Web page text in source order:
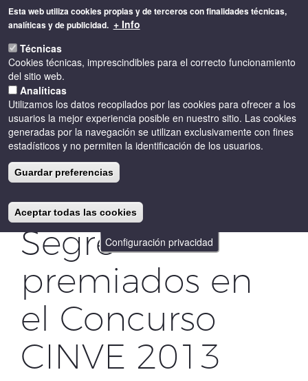
Configuración privacidad
Esta web utiliza cookies propias y de terceros con finalidades técnicas,
analíticas y de publicidad. + Info
Técnicas
Cookies técnicas, imprescindibles para el correcto funcionamiento
del sitio web.
Analíticas
Utilizamos los datos recopilados por las cookies para ofrecer a los
usuarios la mejor experiencia posible en nuestro sitio. Las cookies
generadas por la navegación se utilizan exclusivamente con fines
estadísticos y no permiten la identificación de los usuarios.
Guardar preferencias
Aceptar todas las cookies
Pasar
principal
4 vinos de la
DO Costers del
Segre
premiados en
el Concurso
CINVE 2013